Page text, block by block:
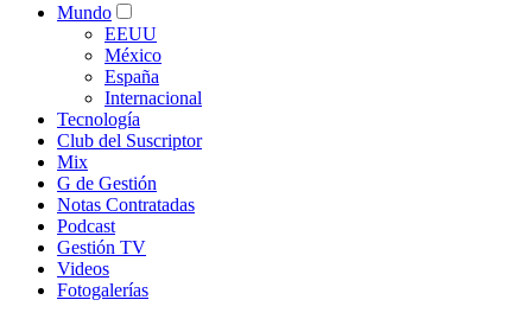
Mundo
EEUU
México
España
Internacional
Tecnología
Club del Suscriptor
Mix
G de Gestión
Notas Contratadas
Podcast
Gestión TV
Videos
Fotogalerías